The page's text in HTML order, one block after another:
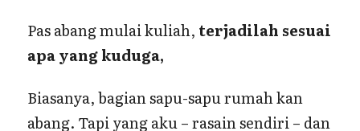
Pas abang mulai kuliah, terjadilah sesuai
apa yang kuduga,
Biasanya, bagian sapu-sapu rumah kan
abang. Tapi yang aku – rasain sendiri – dan